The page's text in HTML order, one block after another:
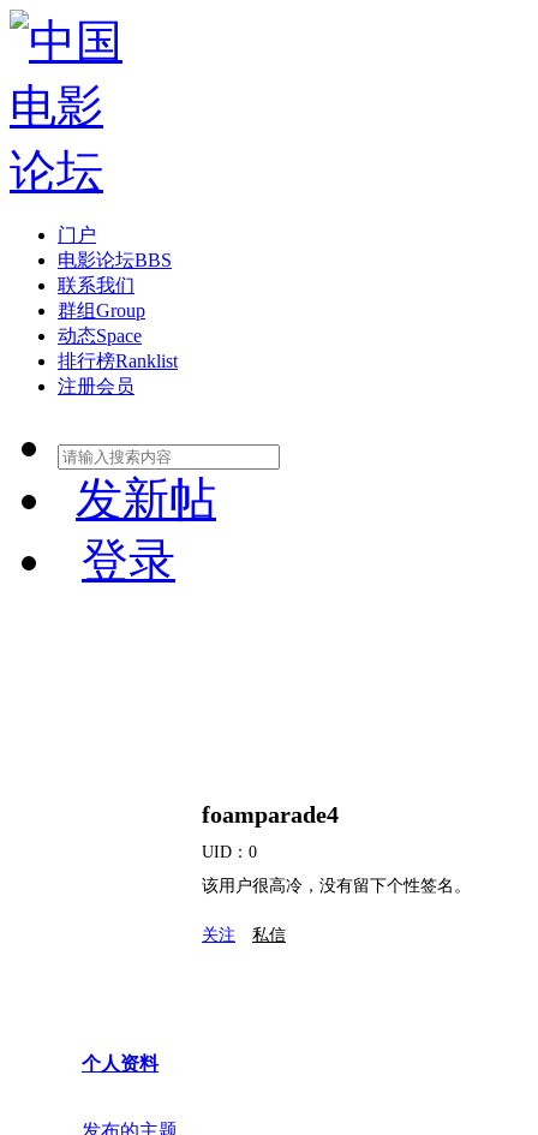
门户
电影论坛BBS
联系我们
群组Group
动态Space
排行榜Ranklist
注册会员
发新帖
登录
foamparade4
UID：0
该用户很高冷，没有留下个性签名。
关注 私信
个人资料
发布的主题